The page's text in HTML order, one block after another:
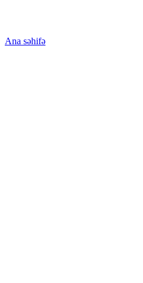
Ana səhifə